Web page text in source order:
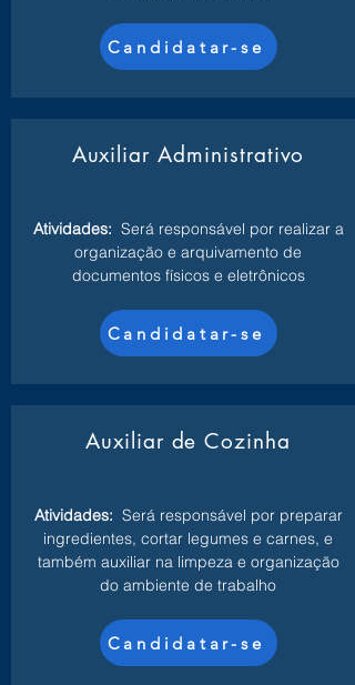
Candidatar-se
Auxiliar Administrativo
Atividades: Será responsável por realizar a
organização e arquivamento de
documentos físicos e eletrônicos
Candidatar-se
Auxiliar de Cozinha
Atividades: Será responsável por preparar
ingredientes, cortar legumes e carnes, e
também auxiliar na limpeza e organização
do ambiente de trabalho
Candidatar-se